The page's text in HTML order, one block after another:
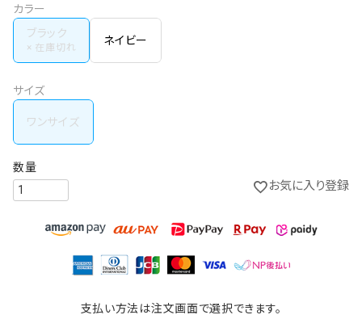
カラー
ブラック
ネイビー
サイズ
ワンサイズ
お気に入り登録
支払い方法は注文画面で選択できます。